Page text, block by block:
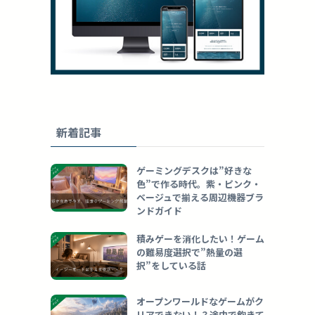
新着記事
ゲーミングデスクは”好きな
色”で作る時代。紫・ピンク・
ベージュで揃える周辺機器ブラ
ンドガイド
積みゲーを消化したい！ゲーム
の難易度選択で”熱量の選
択”をしている話
オープンワールドなゲームがク